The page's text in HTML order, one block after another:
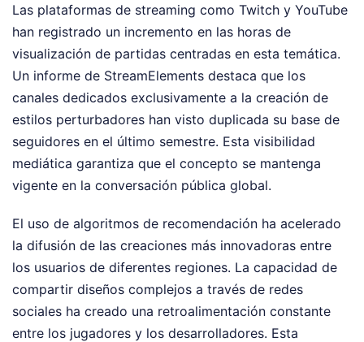
Las plataformas de streaming como Twitch y YouTube
han registrado un incremento en las horas de
visualización de partidas centradas en esta temática.
Un informe de StreamElements destaca que los
canales dedicados exclusivamente a la creación de
estilos perturbadores han visto duplicada su base de
seguidores en el último semestre. Esta visibilidad
mediática garantiza que el concepto se mantenga
vigente en la conversación pública global.
El uso de algoritmos de recomendación ha acelerado
la difusión de las creaciones más innovadoras entre
los usuarios de diferentes regiones. La capacidad de
compartir diseños complejos a través de redes
sociales ha creado una retroalimentación constante
entre los jugadores y los desarrolladores. Esta